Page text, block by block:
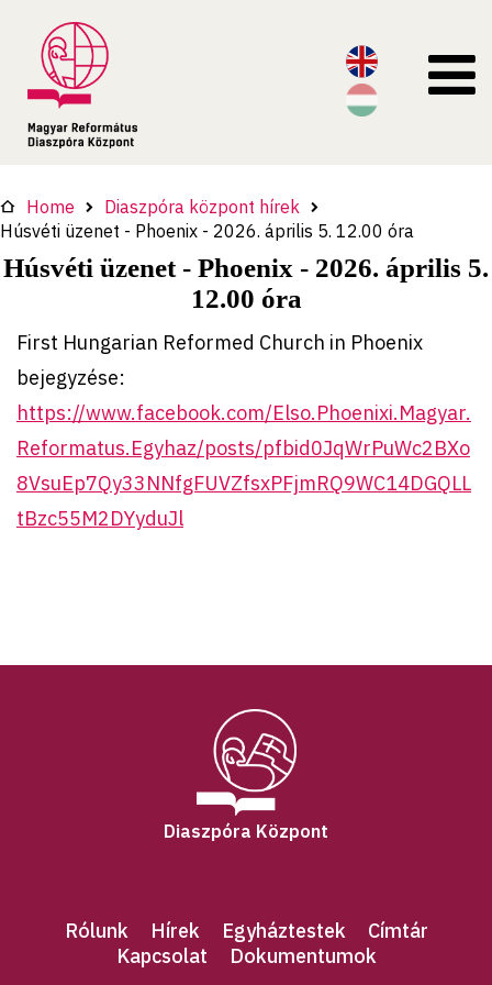
Home
Diaszpóra központ hírek
Húsvéti üzenet - Phoenix - 2026. április 5. 12.00 óra
Húsvéti üzenet - Phoenix - 2026. április 5.
12.00 óra
First Hungarian Reformed Church in Phoenix
bejegyzése:
https://www.facebook.com/Elso.Phoenixi.Magyar.
Reformatus.Egyhaz/posts/pfbid0JqWrPuWc2BXo
8VsuEp7Qy33NNfgFUVZfsxPFjmRQ9WC14DGQLL
tBzc55M2DYyduJl
Diaszpóra Központ
Rólunk Hírek Egyháztestek
Címtár
Kapcsolat
Dokumentumok